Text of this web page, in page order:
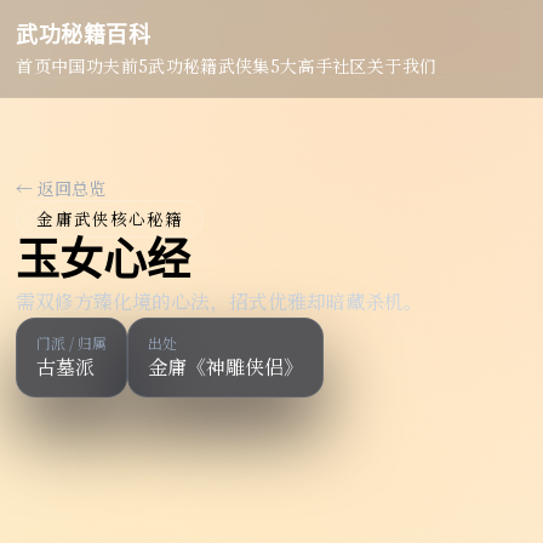
武功秘籍百科
首页中国功夫前5武功秘籍武侠集5大高手社区关于我们
← 返回总览
金庸武侠核心秘籍
玉女心经
需双修方臻化境的心法，招式优雅却暗藏杀机。
门派 / 归属
古墓派
出处
金庸《神雕侠侣》